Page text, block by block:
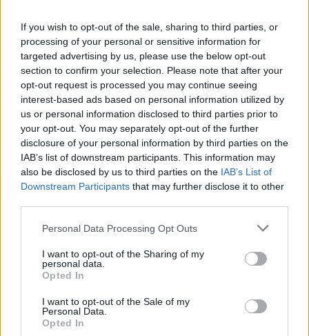
If you wish to opt-out of the sale, sharing to third parties, or
processing of your personal or sensitive information for
targeted advertising by us, please use the below opt-out
section to confirm your selection. Please note that after your
opt-out request is processed you may continue seeing
interest-based ads based on personal information utilized by
us or personal information disclosed to third parties prior to
your opt-out. You may separately opt-out of the further
disclosure of your personal information by third parties on the
IAB’s list of downstream participants. This information may
also be disclosed by us to third parties on the IAB’s List of
Downstream Participants that may further disclose it to other
Please note that this website/app uses one or more Google
not limited to your visit or usage behaviour. You may click to
grant or deny consent to Google and its third-party tags to
use your data for below specified purposes in below Google
consent section.
Personal Data Processing Opt Outs
I want to opt-out of the Sharing of my
personal data.
Opted In
I want to opt-out of the Sale of my
Personal Data.
Opted In
2012. 07. 17.|Kultúrpart
A legendás hard rock zenekar alapítója már egy éve küzdött
a rákkal. Úgy tűnt, sikerül úrrá lennie a kóron, de az tragikus
gyorsasággal végzett vele.
tovább
Közös zenekarban a Deep Purple és a Black
Sabbath tagjai
2011. 05. 08.